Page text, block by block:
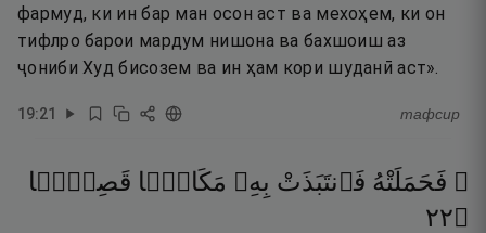
фармуд, ки ин бар ман осон аст ва мехоҳем, ки он
тифлро барои мардум нишона ва бахшоиш аз
ҷониби Худ бисозем ва ин ҳам кори шуданӣ аст».
19:21 тафсир
۞ فَحَمَلَتْهُ فَٱنتَبَذَتْ بِهِۦ مَكَانًۭا قَصِيًّۭا
۝٢٢